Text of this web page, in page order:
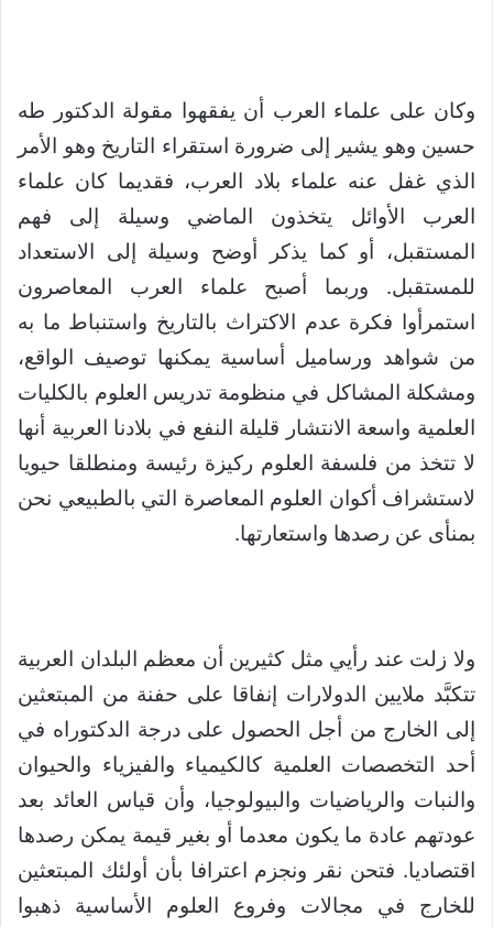
وكان على علماء العرب أن يفقهوا مقولة الدكتور طه
حسين وهو يشير إلى ضرورة استقراء التاريخ وهو الأمر
الذي غفل عنه علماء بلاد العرب، فقديما كان علماء
العرب الأوائل يتخذون الماضي وسيلة إلى فهم
المستقبل، أو كما يذكر أوضح وسيلة إلى الاستعداد
للمستقبل. وربما أصبح علماء العرب المعاصرون
استمرأوا فكرة عدم الاكتراث بالتاريخ واستنباط ما به
من شواهد ورساميل أساسية يمكنها توصيف الواقع،
ومشكلة المشاكل في منظومة تدريس العلوم بالكليات
العلمية واسعة الانتشار قليلة النفع في بلادنا العربية أنها
لا تتخذ من فلسفة العلوم ركيزة رئيسة ومنطلقا حيويا
لاستشراف أكوان العلوم المعاصرة التي بالطبيعي نحن
بمنأى عن رصدها واستعارتها.
ولا زلت عند رأيي مثل كثيرين أن معظم البلدان العربية
تتكبَّد ملايين الدولارات إنفاقا على حفنة من المبتعثين
إلى الخارج من أجل الحصول على درجة الدكتوراه في
أحد التخصصات العلمية كالكيمياء والفيزياء والحيوان
والنبات والرياضيات والبيولوجيا، وأن قياس العائد بعد
عودتهم عادة ما يكون معدما أو بغير قيمة يمكن رصدها
اقتصاديا. فتحن نقر ونجزم اعترافا بأن أولئك المبتعثين
للخارج في مجالات وفروع العلوم الأساسية ذهبوا